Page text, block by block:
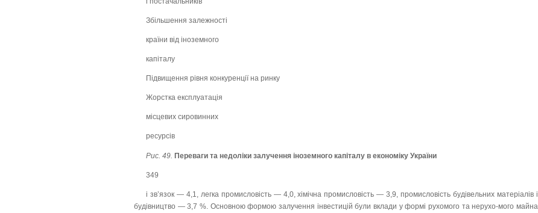
Збільшення залежності
країни від іноземного
капіталу
Підвищення рівня конкуренції на ринку
Жорстка експлуатація
місцевих сировинних
ресурсів
Рис. 49. Переваги та недоліки залучення іноземного капіталу в економіку України
349
і зв’язок — 4,1, легка промисловість — 4,0, хімічна промисловість — 3,9, промисловість будівельних матеріалів і
будівництво — 3,7 %. Основною формою залучення інвестицій були вклади у формі рухомого та нерухо-мого майна